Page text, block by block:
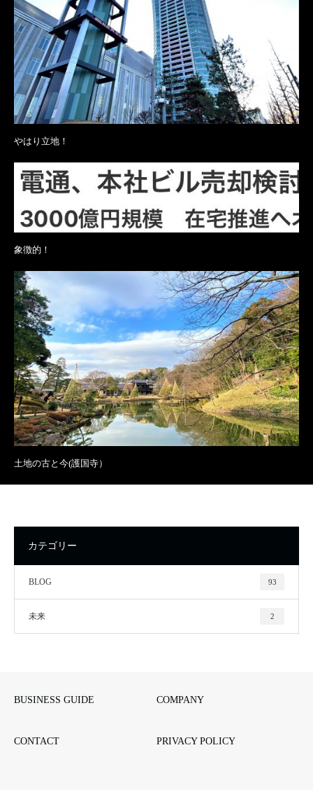
やはり立地！
象徴的！
土地の古と今(護国寺）
カテゴリー
BLOG 93
未来 2
BUSINESS GUIDE COMPANY
CONTACT PRIVACY POLICY